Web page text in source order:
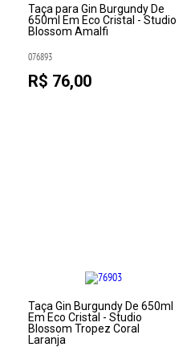
Taça para Gin Burgundy De
650ml Em Eco Cristal - Studio
Blossom Amalfi
076893
R$ 76,00
Taça Gin Burgundy De 650ml
Em Eco Cristal - Studio
Blossom Tropez Coral
Laranja